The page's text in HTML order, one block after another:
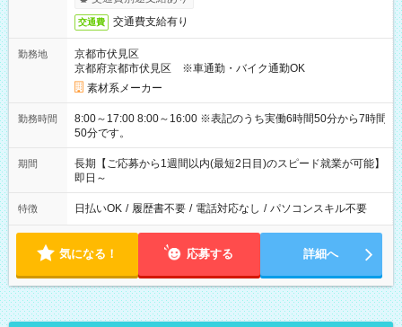
交通費 交通費支給有り
勤務地
京都市伏見区
京都府京都市伏見区 ※車通勤・バイク通勤OK
素材系メーカー
勤務時間
8:00～17:00 8:00～16:00 ※表記のうち実働6時間50分から7時間
50分です。
期間
長期【ご応募から1週間以内(最短2日目)のスピード就業が可能】
即日～
特徴 日払いOK / 履歴書不要 / 電話対応なし / パソコンスキル不要
気になる！ 応募する 詳細へ